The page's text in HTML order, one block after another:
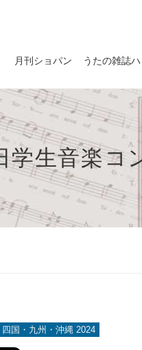
月刊ショパン うたの雑誌
学生音楽コ
国・九州・沖縄 2024